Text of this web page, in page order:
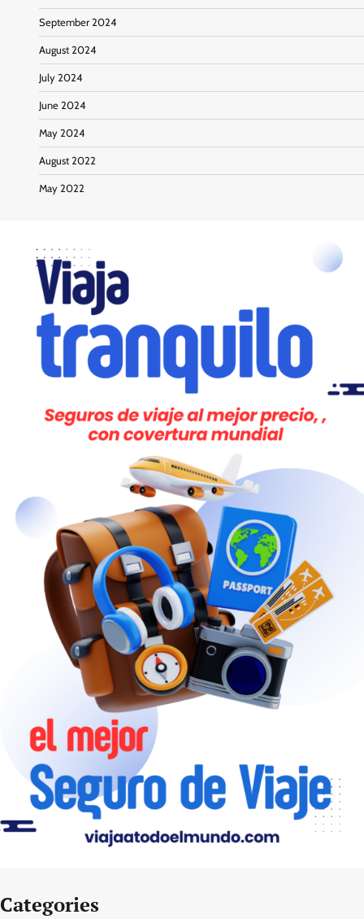
September 2024
August 2024
July 2024
June 2024
May 2024
August 2022
May 2022
Categories